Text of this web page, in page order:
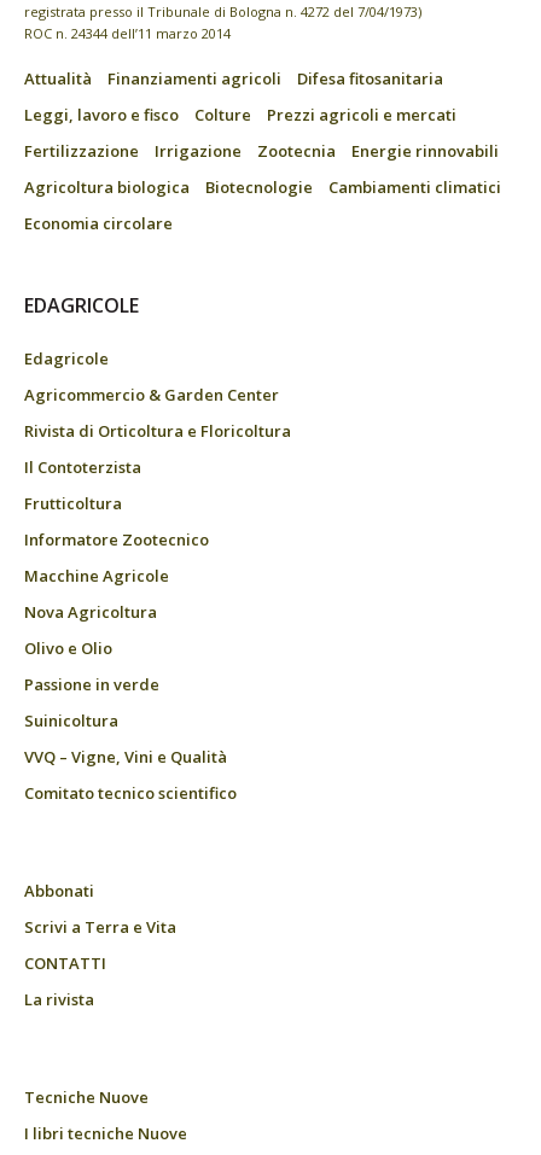
registrata presso il Tribunale di Bologna n. 4272 del 7/04/1973)
ROC n. 24344 dell’11 marzo 2014
Attualità Finanziamenti agricoli
Difesa fitosanitaria
Leggi, lavoro e fisco
Colture
Prezzi agricoli e mercati
Fertilizzazione
Irrigazione Zootecnia
Energie rinnovabili
Agricoltura biologica
Biotecnologie
Cambiamenti climatici
Economia circolare
EDAGRICOLE
Edagricole
Agricommercio & Garden Center
Rivista di Orticoltura e Floricoltura
Il Contoterzista
Frutticoltura
Informatore Zootecnico
Macchine Agricole
Nova Agricoltura
Olivo e Olio
Passione in verde
Suinicoltura
VVQ – Vigne, Vini e Qualità
Comitato tecnico scientifico
Abbonati
Scrivi a Terra e Vita
CONTATTI
La rivista
Tecniche Nuove
I libri tecniche Nuove